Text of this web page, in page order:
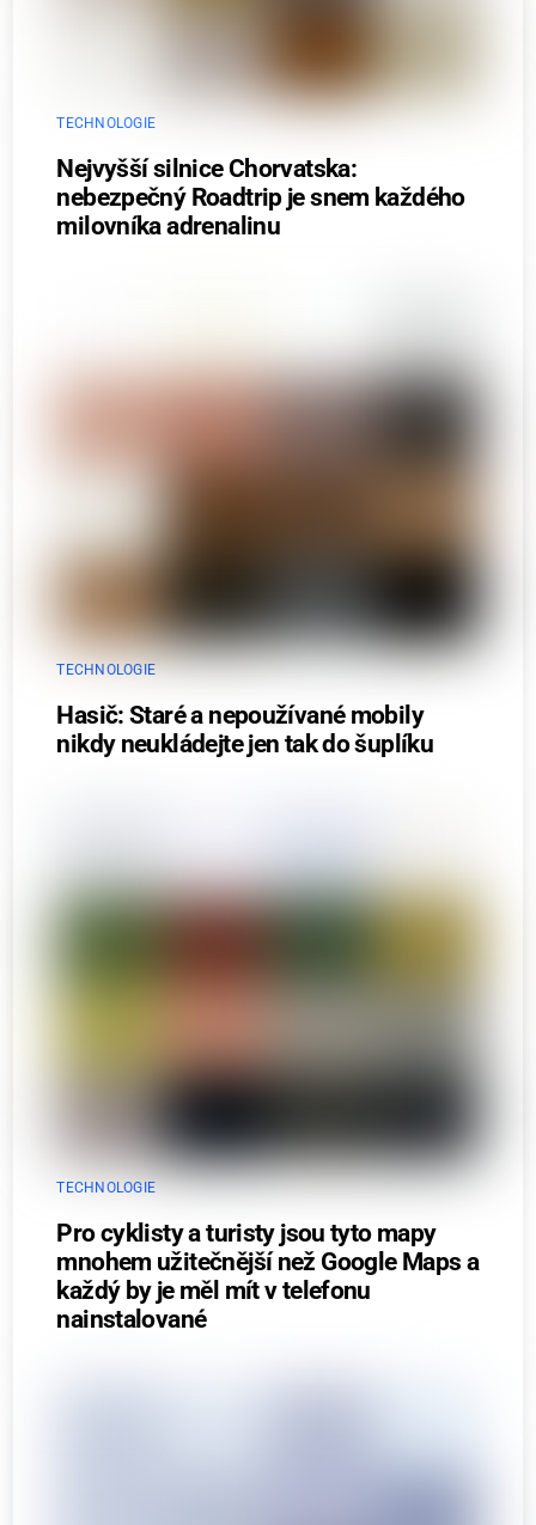
TECHNOLOGIE
Nejvyšší silnice Chorvatska:
nebezpečný Roadtrip je snem každého
milovníka adrenalinu
TECHNOLOGIE
Hasič: Staré a nepoužívané mobily
nikdy neukládejte jen tak do šuplíku
TECHNOLOGIE
Pro cyklisty a turisty jsou tyto mapy
mnohem užitečnější než Google Maps a
každý by je měl mít v telefonu
nainstalované